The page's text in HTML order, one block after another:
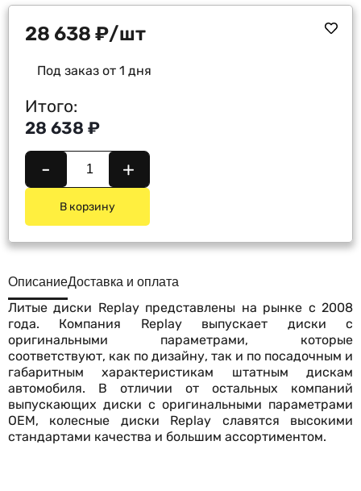
28 638 ₽/шт
Под заказ от 1 дня
Итого:
28 638 ₽
- +
В корзину
ОписаниеДоставка и оплата
Литые диски Replay представлены на рынке с 2008
года. Компания Replay выпускает диски с
оригинальными параметрами, которые
соответствуют, как по дизайну, так и по посадочным и
габаритным характеристикам штатным дискам
автомобиля. В отличии от остальных компаний
выпускающих диски с оригинальными параметрами
OEM, колесные диски Replay славятся высокими
стандартами качества и большим ассортиментом.